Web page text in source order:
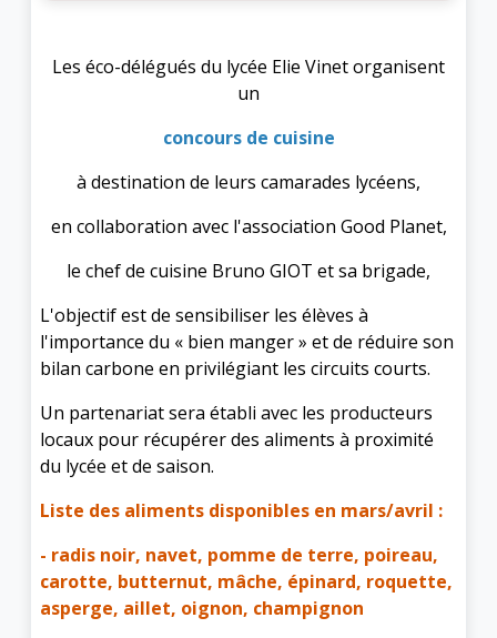
Les éco-délégués du lycée Elie Vinet organisent
un
concours de cuisine
à destination de leurs camarades lycéens,
en collaboration avec l'association Good Planet,
le chef de cuisine Bruno GIOT et sa brigade,
L'objectif est de sensibiliser les élèves à
l'importance du « bien manger » et de réduire son
bilan carbone en privilégiant les circuits courts.
Un partenariat sera établi avec les producteurs
locaux pour récupérer des aliments à proximité
du lycée et de saison.
Liste des aliments disponibles en mars/avril :
- radis noir, navet, pomme de terre, poireau,
carotte, butternut, mâche, épinard, roquette,
asperge, aillet, oignon, champignon